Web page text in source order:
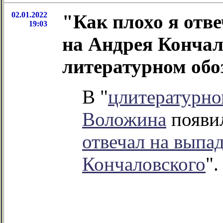
02.01.2022
19:03
"Как плохо я
на Андрея
литературном
В "
Воложина
отвечал на
Кончаловского".